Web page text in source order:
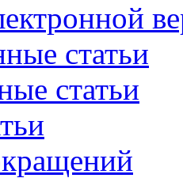
статьи
статьи